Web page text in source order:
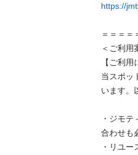
https://
＝＝＝＝
＜ご利用
【ご利用
当スポッ
います。
・ジモ
合わせも
・リユ